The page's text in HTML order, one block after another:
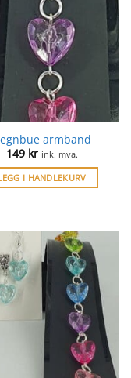
armband
149 kr ink. mva.
I HANDLEKURV